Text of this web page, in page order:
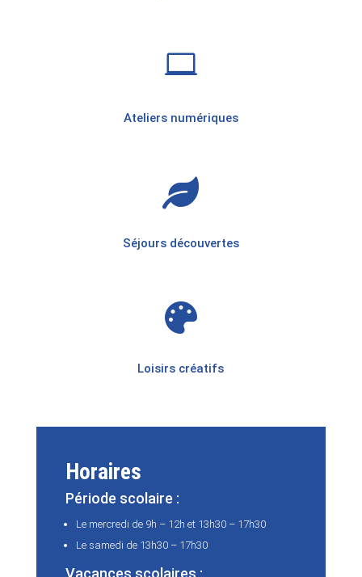

Ateliers numériques

Séjours découvertes

Loisirs créatifs
Horaires
Période scolaire :
Le mercredi de 9h – 12h et 13h30 – 17h30
Le samedi de 13h30 – 17h30
Vacances scolaires :